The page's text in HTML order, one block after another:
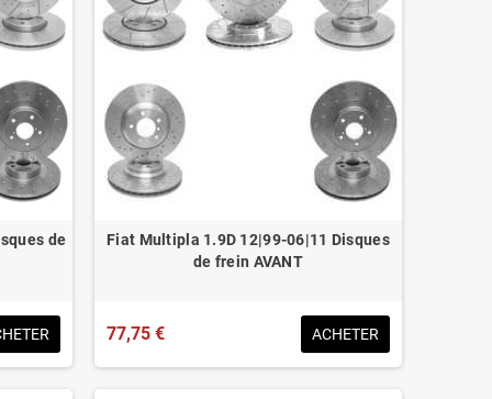
de
Fiat Multipla 1.9D 12|99-06|11 Disques
de frein AVANT
77,75 € ACHETER